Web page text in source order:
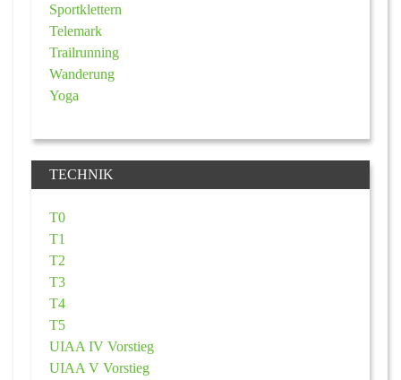
Sportklettern
Telemark
Trailrunning
Wanderung
Yoga
TECHNIK
T0
T1
T2
T3
T4
T5
UIAA IV Vorstieg
UIAA V Vorstieg